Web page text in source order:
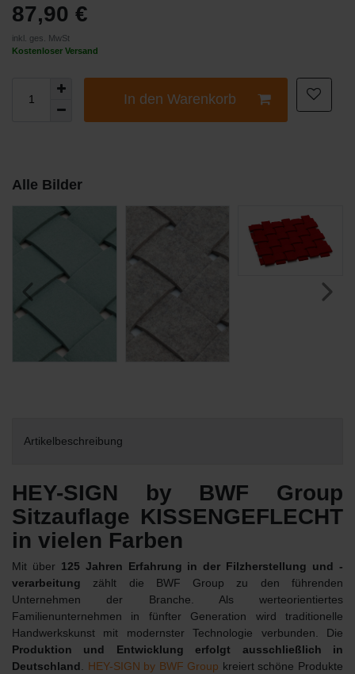
87,90 €
inkl. ges. MwSt
Kostenloser Versand
In den Warenkorb
Alle Bilder
Artikelbeschreibung
HEY-SIGN by BWF Group
Sitzauflage KISSENGEFLECHT
in vielen Farben
Mit über 125 Jahren Erfahrung in der Filzherstellung und -
verarbeitung zählt die BWF Group zu den führenden
Unternehmen der Branche. Als werteorientiertes
Familienunternehmen in fünfter Generation wird traditionelle
Handwerkskunst mit modernster Technologie verbunden. Die
Produktion und Entwicklung erfolgt ausschließlich in
Deutschland
HEY-SIGN by BWF Group kreiert schöne Produkte